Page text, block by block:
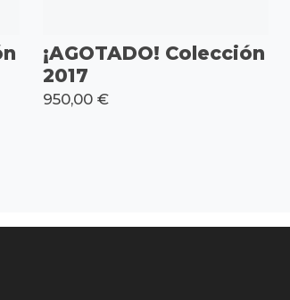
¡AGOTADO! Colección
2017
950,00 €